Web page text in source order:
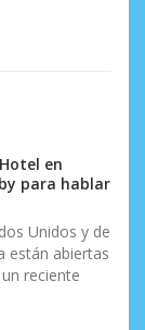
en
para hablar
Unidos y de
están abiertas
reciente